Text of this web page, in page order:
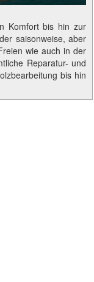
Komfort bis hin zur
saisonweise, aber
wie auch in der
Reparatur- und
bis hin